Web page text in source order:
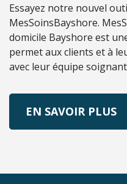
Essayez notre nouvel
MesSoinsBayshore.
domicile Bayshore est
permet aux clients et à
avec leur équipe
EN SAVOIR PLUS